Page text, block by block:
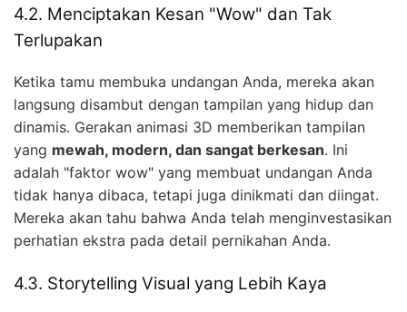
4.2. Menciptakan Kesan "Wow" dan Tak
Terlupakan
Ketika tamu membuka undangan Anda, mereka akan
langsung disambut dengan tampilan yang hidup dan
dinamis. Gerakan animasi 3D memberikan tampilan
yang mewah, modern, dan sangat berkesan. Ini
adalah "faktor wow" yang membuat undangan Anda
tidak hanya dibaca, tetapi juga dinikmati dan diingat.
Mereka akan tahu bahwa Anda telah menginvestasikan
perhatian ekstra pada detail pernikahan Anda.
4.3. Storytelling Visual yang Lebih Kaya